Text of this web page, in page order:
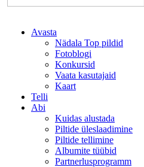
Avasta
Nädala Top pildid
Fotoblogi
Konkursid
Vaata kasutajaid
Kaart
Telli
Abi
Kuidas alustada
Piltide üleslaadimine
Piltide tellimine
Albumite tüübid
Partnerlusprogramm